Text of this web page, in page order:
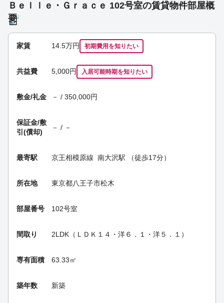
Ｂｅｌｌｅ・Ｇｒａｃｅ 102号室の賃貸物件部屋概
要
家賃 14.5万円 初期費用を知りたい
共益費 5,000円 入居可能時期を知りたい
敷金/礼金 － / 350,000円
保証金/敷
引(償却)
－ / －
最寄駅 京王相模原線 南大沢駅 （徒歩17分）
所在地 東京都八王子市松木
部屋番号 102号室
間取り 2LDK（ＬＤＫ１４・洋６．１・洋５．１）
専有面積 63.33㎡
築年数 新築